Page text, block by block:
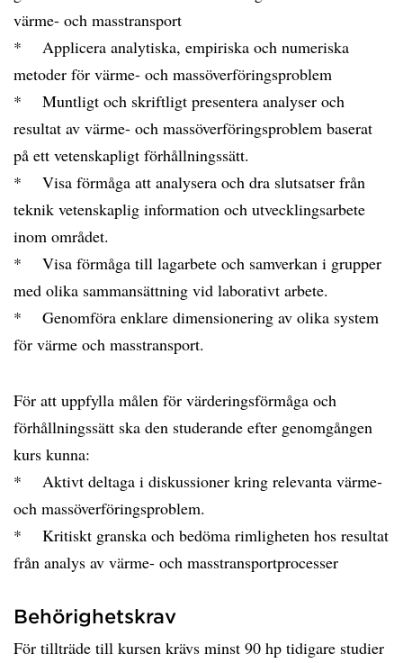
värme- och masstransport
* Applicera analytiska, empiriska och numeriska
metoder för värme- och massöverföringsproblem
* Muntligt och skriftligt presentera analyser och
resultat av värme- och massöverföringsproblem baserat
på ett vetenskapligt förhållningssätt.
* Visa förmåga att analysera och dra slutsatser från
teknik vetenskaplig information och utvecklingsarbete
inom området.
* Visa förmåga till lagarbete och samverkan i grupper
med olika sammansättning vid laborativt arbete.
* Genomföra enklare dimensionering av olika system
för värme och masstransport.
För att uppfylla målen för värderingsförmåga och
förhållningssätt ska den studerande efter genomgången
kurs kunna:
* Aktivt deltaga i diskussioner kring relevanta värme-
och massöverföringsproblem.
* Kritiskt granska och bedöma rimligheten hos resultat
från analys av värme- och masstransportprocesser
Behörighetskrav
För tillträde till kursen krävs minst 90 hp tidigare studier